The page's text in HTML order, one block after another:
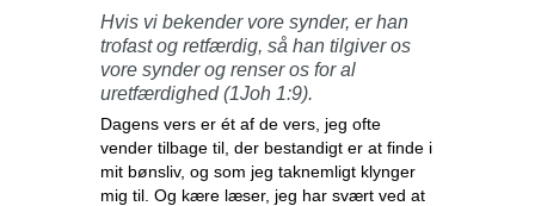
Hvis vi bekender vore synder, er han
trofast og retfærdig, så han tilgiver os
vore synder og renser os for al
uretfærdighed (1Joh 1:9).
Dagens vers er ét af de vers, jeg ofte
vender tilbage til, der bestandigt er at finde i
mit bønsliv, og som jeg taknemligt klynger
mig til. Og kære læser, jeg har svært ved at